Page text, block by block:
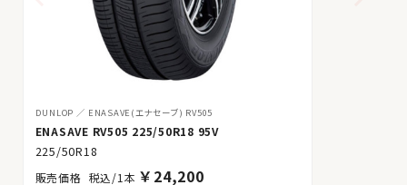
DUNLOP ENASAVE(エナセーブ) RV505
ENASAVE RV505 225/50R18 95V
225/50R18
税込/1本 ￥ 24,200